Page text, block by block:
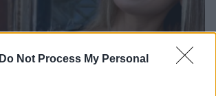
Do Not Process My Personal